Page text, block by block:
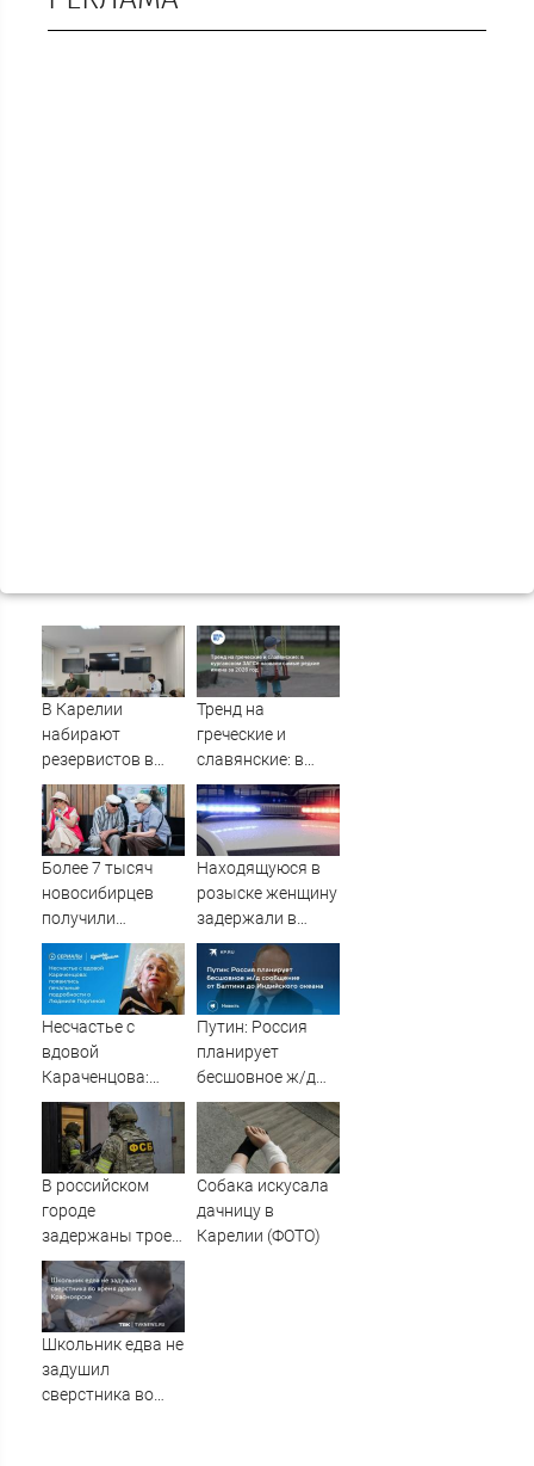
В Карелии
набирают
резервистов в
огневые группы
(ФОТО)
Тренд на
греческие и
славянские: в
курганском ЗАГСе
назвали самые
редкие имена за
2026 год
Более 7 тысяч
новосибирцев
получили
прибавку к
пенсии от СФР
Находящуюся в
розыске женщину
задержали в
Мурманске
Несчастье с
вдовой
Караченцова:
появились
печальные
подробности о
Людмиле
Путин: Россия
планирует
бесшовное ж/д
сообщение от
Балтики до
Индийского
океана
В российском
городе
задержаны трое
подростков,
готовивших
теракт против
военных
Собака искусала
дачницу в
Карелии (ФОТО)
Школьник едва не
задушил
сверстника во